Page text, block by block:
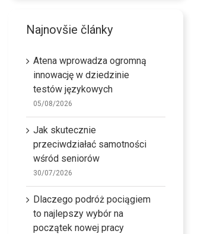
Najnovšie články
Atena wprowadza ogromną
innowację w dziedzinie
testów językowych
05/08/2026
Jak skutecznie
przeciwdziałać samotności
wśród seniorów
30/07/2026
Dlaczego podróż pociągiem
to najlepszy wybór na
początek nowej pracy